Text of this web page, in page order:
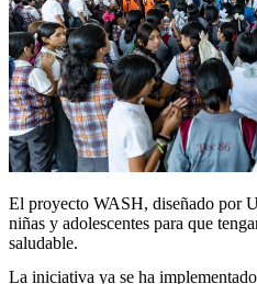
El proyecto WASH, diseñado por
niñas y adolescentes para que
saludable.
La iniciativa ya se ha